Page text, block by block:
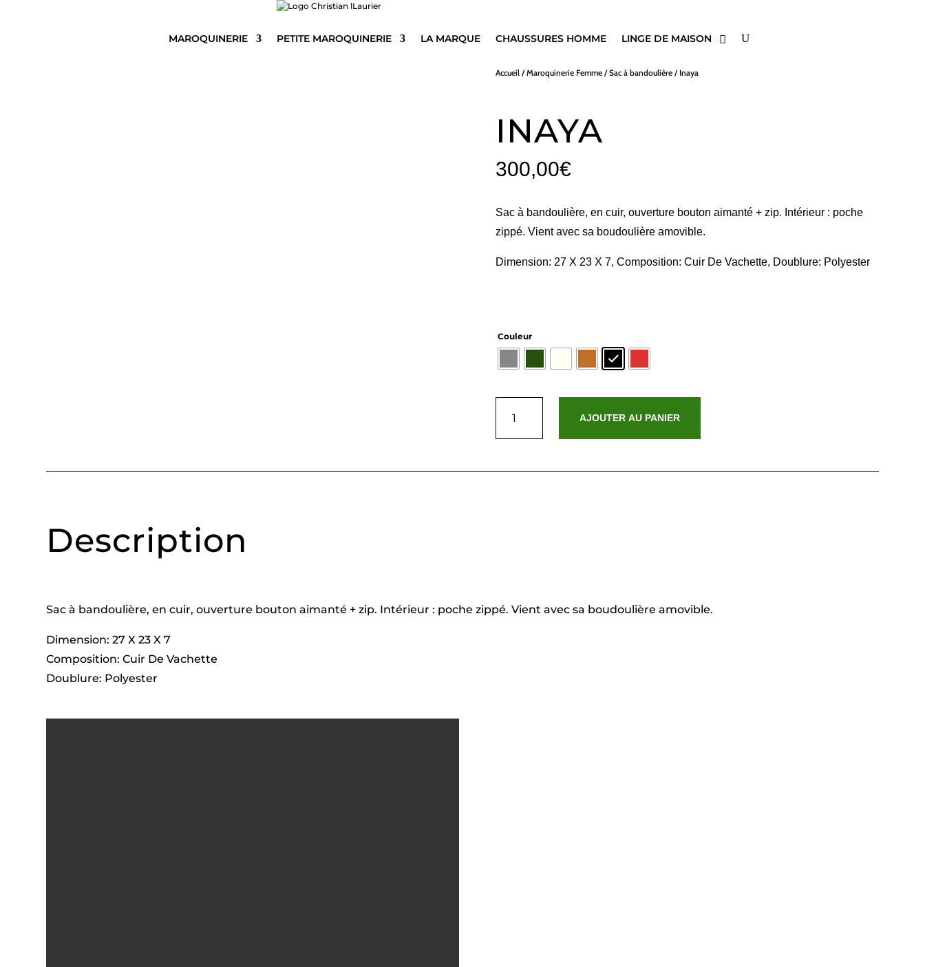
MAROQUINERIE PETITE MAROQUINERIE LA MARQUE CHAUSSURES HOMME LINGE DE MAISON
Accueil /Maroquinerie Femme /Sac à bandoulière / Inaya
INAYA
300,00€
Sac à bandoulière, en cuir, ouverture bouton aimanté + zip. Intérieur : poche
zippé. Vient avec sa boudoulière amovible.
Dimension: 27 X 23 X 7, Composition: Cuir De Vachette, Doublure: Polyester
Couleur
AJOUTER AU PANIER
Description
Sac à bandoulière, en cuir, ouverture bouton aimanté + zip. Intérieur : poche zippé. Vient avec sa boudoulière amovible.
Dimension: 27 X 23 X 7
Composition: Cuir De Vachette
Doublure: Polyester